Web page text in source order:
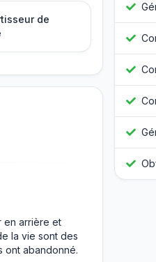
de
en arrière et
la vie sont des
ont abandonné.